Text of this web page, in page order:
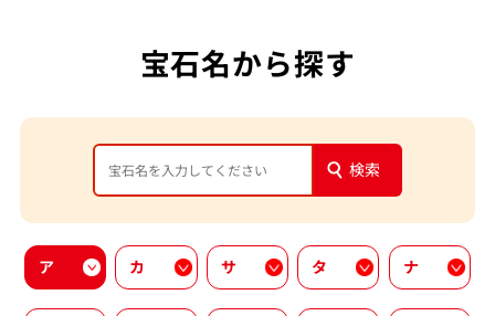
宝石名から探す
検索
ア カ サ タ ナ